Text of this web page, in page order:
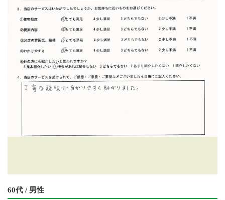
60代 / 男性